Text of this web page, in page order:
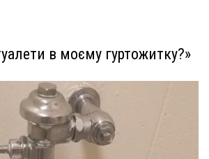
в моєму гуртожитку?»